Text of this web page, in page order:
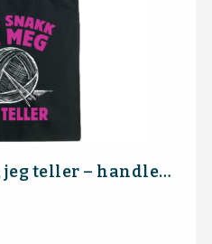
Ikke snakk til meg, jeg teller – handlenett